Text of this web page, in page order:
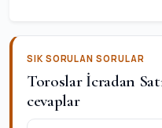
SIK SORULAN SORULAR
Toroslar İcradan
cevaplar